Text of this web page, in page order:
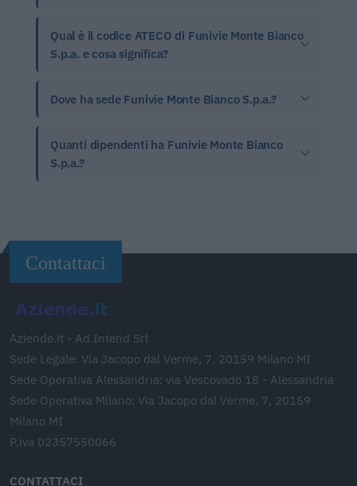
Qual è il codice ATECO di Funivie Monte Bianco
S.p.a. e cosa significa?
Dove ha sede Funivie Monte Bianco S.p.a.?
Quanti dipendenti ha Funivie Monte Bianco
S.p.a.?
Contattaci
Aziende.it - Ad Intend Srl
Sede Legale: Via Jacopo dal Verme, 7, 20159 Milano MI
Sede Operativa Alessandria: via Vescovado 18 - Alessandria
Sede Operativa Milano: Via Jacopo dal Verme, 7, 20159
Milano MI
P.iva 02357550066
CONTATTACI